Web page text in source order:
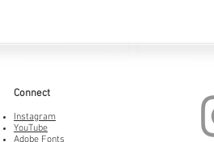
Connect
Instagram
YouTube
Adobe Fonts